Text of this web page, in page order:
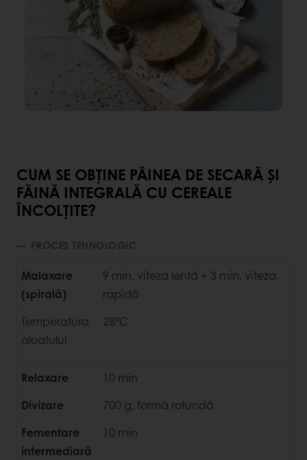
CUM SE OBȚINE PÂINEA DE SECARĂ ȘI
FĂINĂ INTEGRALĂ CU CEREALE
ÎNCOLȚITE?
PROCES TEHNOLOGIC
Malaxare
(spirală)
9 min. viteza lentă + 3 min. viteza
rapidă
Temperatura
aluatului
28°C
Relaxare
10 min
Divizare
700 g, formă rotundă
Fementare
intermediară
10 min